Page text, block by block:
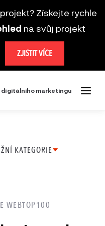
Získejte rychle
na svůj projekt
ZJISTIT VÍCE
digitálního marketingu
KATEGORIE
web
WEBTOP100